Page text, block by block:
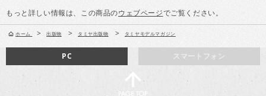
もっと詳しい情報は、この商品のウェブページでご覧ください。
ホーム > 出版物 > タミヤ出版物 > タミヤモデルマガジン
スマートフォン
PC